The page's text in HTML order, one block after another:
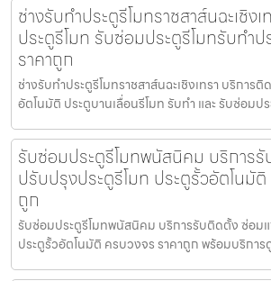
ช่างรับทำประตูรีโมทราชสาส์นฉะเชิง
ประตูรีโมท รับซ่อมประตูรีโมทรับทำ
ราคาถูก
ช่างรับทำประตูรีโมทราชสาส์นฉะเชิงเทรา บริการ
อัตโนมัติ ประตูบานเลื่อนรีโมท รับทำ และ รับซ่อมปร
รับซ่อมประตูรีโมทพนัสนิคม บริการ
ปรับปรุงประตูรีโมท ประตูรั้วอัตโนมั
ถูก
รับซ่อมประตูรีโมทพนัสนิคม บริการรับติดตั้ง ซ่อม
ประตูรั้วอัตโนมัติ ครบวงจร ราคาถูก พร้อมบริการ